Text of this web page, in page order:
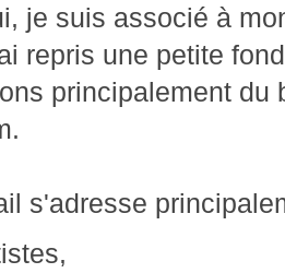
je suis associé à
repris une petite
principalement
s'adresse